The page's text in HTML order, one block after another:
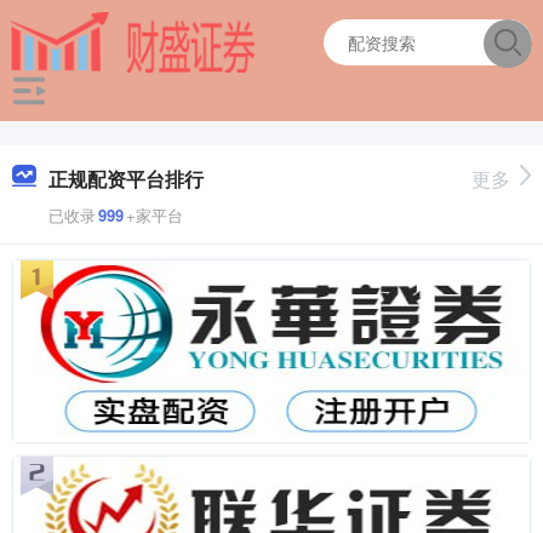
正规配资平台排行
已收录999+家平台
更多